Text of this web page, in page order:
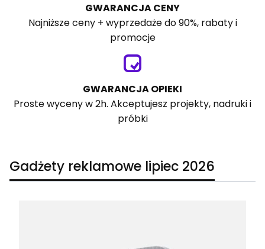
GWARANCJA CENY
Najniższe ceny + wyprzedaże do 90%, rabaty i
promocje
GWARANCJA OPIEKI
Proste wyceny w 2h. Akceptujesz projekty, nadruki i
próbki
Gadżety reklamowe lipiec 2026